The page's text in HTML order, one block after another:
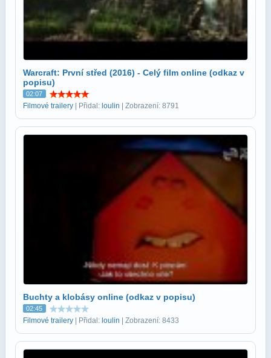
Warcraft: První střed (2016) - Celý film online (odkaz v
popisu)
02:07
Filmové trailery | Přidal: loulin | Zobrazení: 8791
Buchty a klobásy online (odkaz v popisu)
02:45
Filmové trailery | Přidal: loulin | Zobrazení: 8433